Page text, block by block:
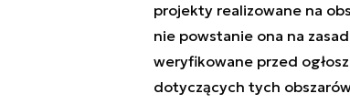
projekty realizowane na
nie powstanie ona na
weryfikowane przed
dotyczących tych